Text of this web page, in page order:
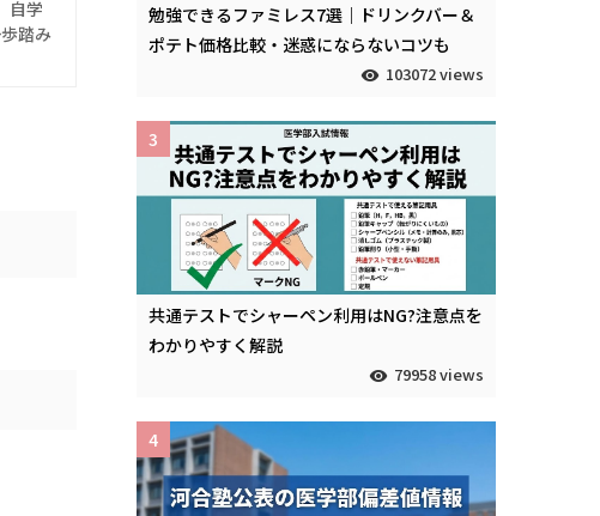
自学
踏み
勉強できるファミレス7選｜ドリンクバー＆
ポテト価格比較・迷惑にならないコツも
103072 views
共通テストでシャーペン利用はNG?注意点を
わかりやすく解説
79958 views
3
4